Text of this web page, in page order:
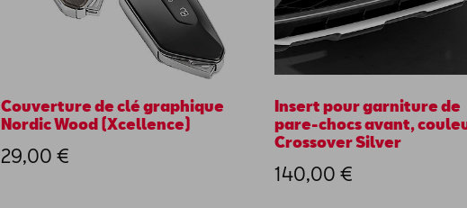
Couverture de clé graphique
Nordic Wood (Xcellence)
29,00 €
Insert pour garniture de
pare-chocs avant,
Crossover Silver
140,00 €